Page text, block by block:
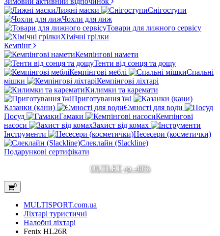
Лижні маски
Снігоступи
Чохли для лиж
Товари для лижного сервісу
Хімічні грілки
Кемпінг
Кемпінгові намети
Тенти від сонця та дощу
Кемпінгові меблі
Спальні
мішки
Кемпінгові ліхтарі
Килимки та каремати
Приготування їжі
Казанки (кани)
Ємності для води
Посуд
Гамаки
Кемпінгові
насоси
Захист від комах
Інструменти
Несесери (косметички)
Слеклайн (Slackline)
Подарункові сертифікати
OUTLET до -40%
0
MULTISPORT.com.ua
Ліхтарі туристичні
Налобні ліхтарі
Fenix HL26R